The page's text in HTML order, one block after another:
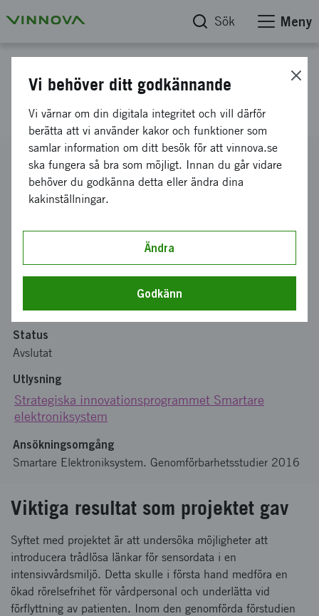
Sök Meny
Mot en trådlös intensivvård
Diarienummer
2016-03693
Koordinator
400 000 kronor
november 2016-juni 2017
Status
Avslutat
Utlysning
Strategiska innovationsprogrammet Smartare
elektroniksystem
Ansökningsomgång
Smartare Elektroniksystem. Genomförbarhetsstudier 2016
Viktiga resultat som projektet gav
Syftet med projektet är att undersöka möjligheter att
introducera trådlösa länkar för sensordata i en
intensivvårdsmiljö. Detta skulle i första hand medföra en
ökad rörelsefrihet för vårdpersonal och underlätta vid
förflyttning av patienten. Inom den genomförda förstudien
Vi behöver ditt godkännande
Vi värnar om din digitala integritet och vill därför
berätta att vi använder kakor och funktioner som
samlar information om ditt besök för att vinnova.se
ska fungera så bra som möjligt. Innan du går vidare
behöver du godkänna detta eller ändra dina
kakinställningar.
Ändra
Godkänn